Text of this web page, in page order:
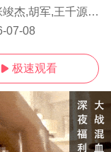
,李光复,韩东君,杜江,郑中玉,印小天,韩雪,俞灏
07-08
 极速观看